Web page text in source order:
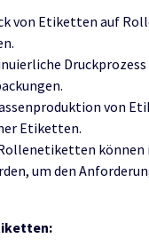
von Etiketten auf
von
Etiketten.
können
um den